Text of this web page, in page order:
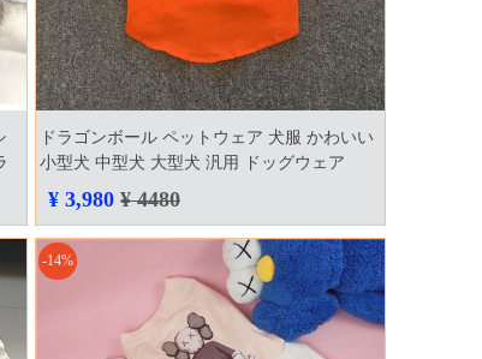
ドラゴンボール ペットウェア 犬服 かわいい
小型犬 中型犬 大型犬 汎用 ドッグウェア
dragonball 犬用服 tシャツ おしゃれ 洋服 パピ
ーウェア 人気 海外 半袖犬服 夏用 トップス
¥ 3,980 ¥ 4480
-14%